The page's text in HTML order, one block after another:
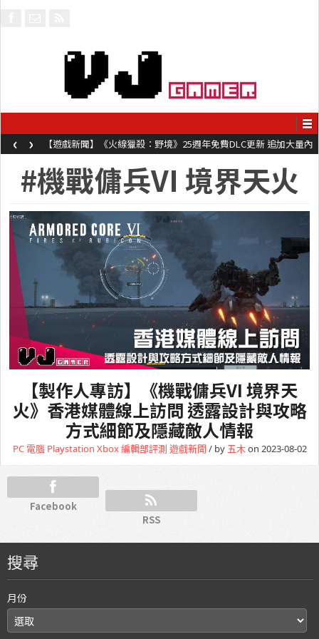
【遊戲新聞】《火線獵殺：野境》25週年免費DLC更新 追加大量內
容同時系舊作限時超平價折扣
‹ ›
#機戰傭兵VI 境界天火
【製作人專訪】《機戰傭兵VI 境界天
火》香港媒體線上訪問 透露設計與攻略
方式細節及隱藏敵人情報
PC 電腦 Playstation Xbox編輯部評測 遊戲新聞 / by 五木on 2023-08-02
Facebook
RSS
搜尋
月份